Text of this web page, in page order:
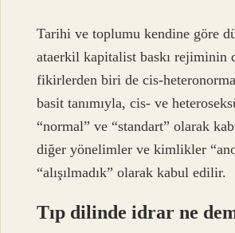
Tarihi ve toplumu kendine göre
ataerkil kapitalist baskı rejiminin
fikirlerden biri de cis-
basit tanımıyla, cis- ve
“normal” ve “standart” olarak
diğer yönelimler ve kimlikler
“alışılmadık” olarak kabul edilir.
Tıp dilinde idrar ne